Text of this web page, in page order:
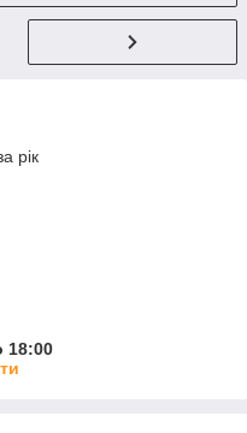
рік
18:00